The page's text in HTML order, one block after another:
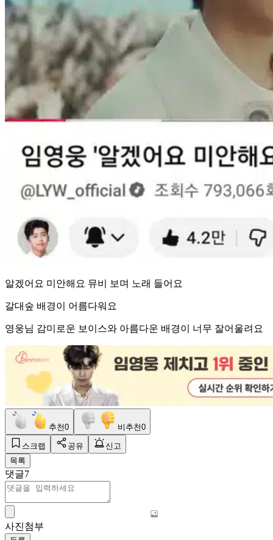
알겠어요 미안해요 뮤비 보며 노래 들어요
갈대숲 배경이 어름다워요
영웅님 감미로운 보이스와 아름다운 배경이 너무 잘어울려요
추천0 비추천0
스크랩 공유
신고
목록
댓글7
사진첨부